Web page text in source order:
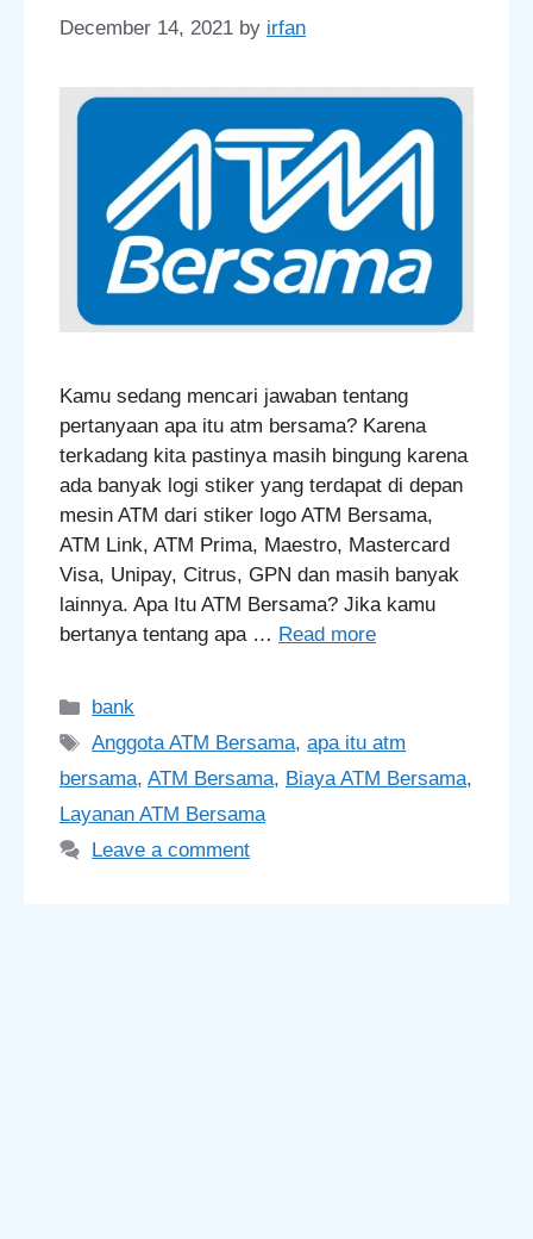
December 14, 2021 by irfan
Kamu sedang mencari jawaban tentang
pertanyaan apa itu atm bersama? Karena
terkadang kita pastinya masih bingung karena
ada banyak logi stiker yang terdapat di depan
mesin ATM dari stiker logo ATM Bersama,
ATM Link, ATM Prima, Maestro, Mastercard
Visa, Unipay, Citrus, GPN dan masih banyak
lainnya. Apa Itu ATM Bersama? Jika kamu
bertanya tentang apa … Read more
Categories
bank
Tags
Anggota ATM Bersama,apa itu atm
bersama, ATM Bersama, Biaya ATM Bersama,
Layanan ATM Bersama
Leave a comment